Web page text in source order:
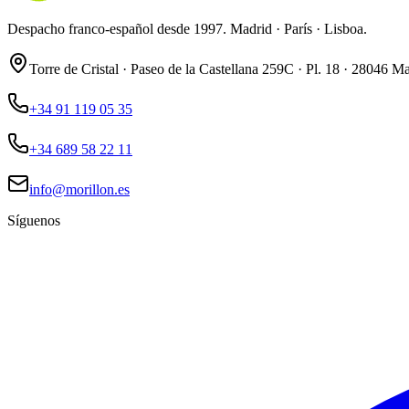
Despacho franco-español desde 1997. Madrid · París · Lisboa.
Torre de Cristal · Paseo de la Castellana 259C · Pl. 18 · 28046
+34 91 119 05 35
+34 689 58 22 11
info@morillon.es
Síguenos